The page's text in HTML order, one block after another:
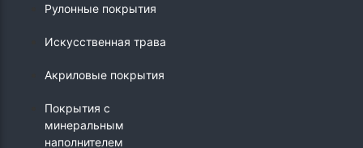
Рулонные покрытия
Искусственная трава
Акриловые покрытия
Покрытия с
минеральным
наполнителем